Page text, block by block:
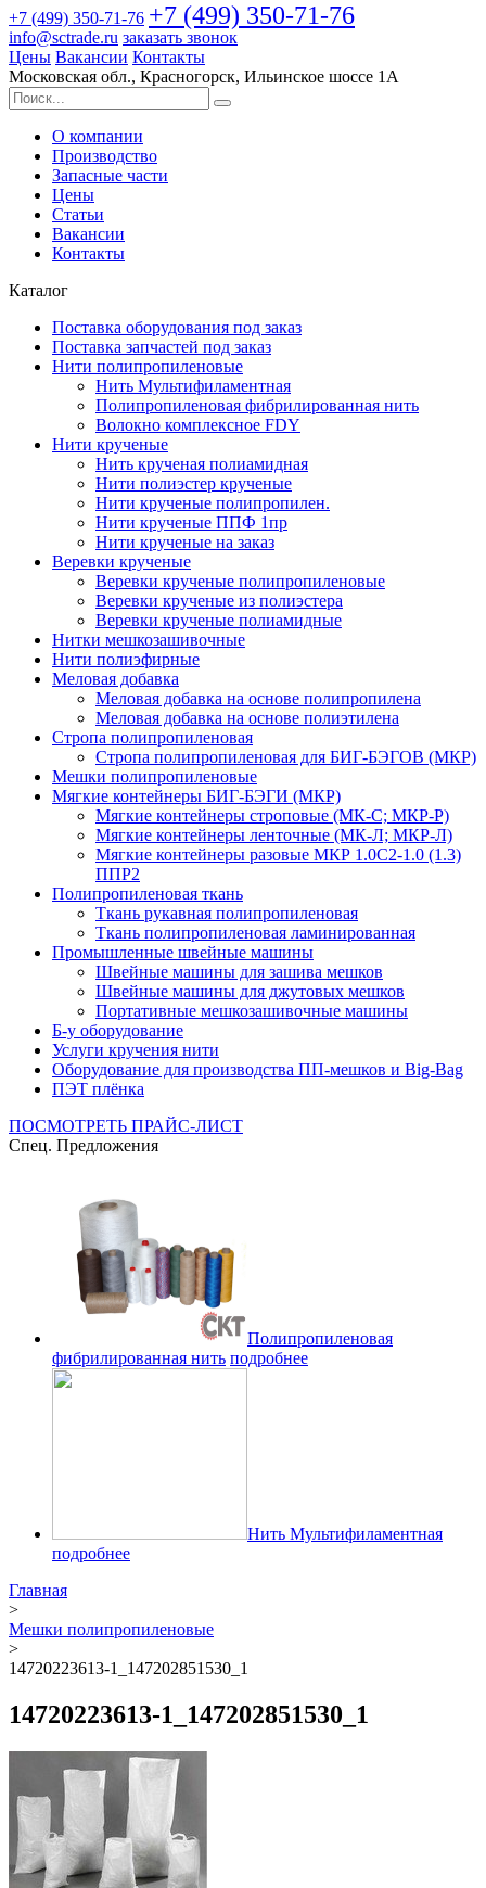
+7 (499) 350-71-76 +7 (499) 350-71-76
info@sctrade.ru заказать звонок
Цены Вакансии Контакты
Московская обл., Красногорск, Ильинское шоссе 1А
О компании
Производство
Запасные части
Цены
Статьи
Вакансии
Контакты
Каталог
Поставка оборудования под заказ
Поставка запчастей под заказ
Нити полипропиленовые
Нить Мультифиламентная
Полипропиленовая фибрилированная нить
Волокно комплексное FDY
Нити крученые
Нить крученая полиамидная
Нити полиэстер крученые
Нити крученые полипропилен.
Нити крученые ППФ 1пр
Нити крученые на заказ
Веревки крученые
Веревки крученые полипропиленовые
Веревки крученые из полиэстера
Веревки крученые полиамидные
Нитки мешкозашивочные
Нити полиэфирные
Меловая добавка
Меловая добавка на основе полипропилена
Меловая добавка на основе полиэтилена
Стропа полипропиленовая
Стропа полипропиленовая для БИГ-БЭГОВ (МКР)
Мешки полипропиленовые
Мягкие контейнеры БИГ-БЭГИ (МКР)
Мягкие контейнеры строповые (МК-С; МКР-Р)
Мягкие контейнеры ленточные (МК-Л; МКР-Л)
Мягкие контейнеры разовые МКР 1.0С2-1.0 (1.3)
ППР2
Полипропиленовая ткань
Ткань рукавная полипропиленовая
Ткань полипропиленовая ламинированная
Промышленные швейные машины
Швейные машины для зашива мешков
Швейные машины для джутовых мешков
Портативные мешкозашивочные машины
Б-у оборудование
Услуги кручения нити
Оборудование для производства ПП-мешков и Big-Bag
ПЭТ плёнка
ПОСМОТРЕТЬ ПРАЙС-ЛИСТ
Спец. Предложения
Полипропиленовая
фибрилированная нить подробнее
Нить Мультифиламентная
подробнее
Главная
>
Мешки полипропиленовые
>
14720223613-1_147202851530_1
14720223613-1_147202851530_1